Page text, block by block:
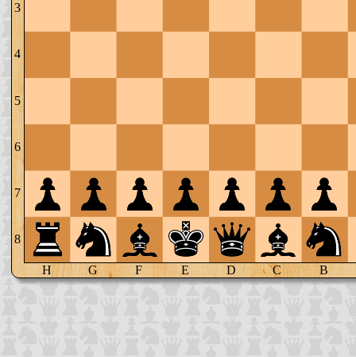
3
4
5
6
7
8
H G F E D C B